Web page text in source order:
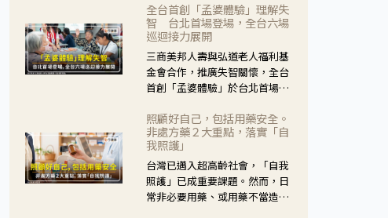
全台首創「孟婆體驗」理解失
智 台北首場登場，全台六場
巡迴接力展開
三商美邦人壽與弘道老人福利基
金會合作，推廣失智關懷，全台
首創「孟婆體驗」於台北首場實
模式，用結合情境互動等豐富活
動，將抽象的失智轉化為可感
受、可討論的生活情境，並引導
民眾在家人開始出現改變時，以
理解取代責備、以耐心回應不
安。
照顧好自己，包括用藥安全。
非處方藥２大重點，落實「自
我照護」
台灣已邁入超高齡社會，「自我
照護」已成重要課題。然而，日
常非必要用藥、或用藥不當造成